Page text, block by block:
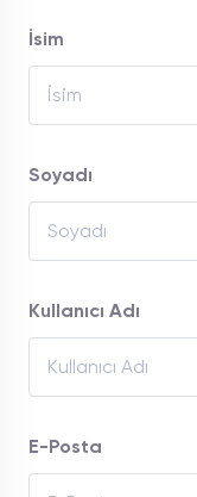
İsim
Soyadı
Kullanıcı Adı
E-Posta